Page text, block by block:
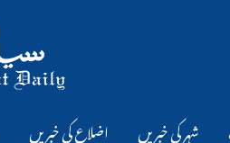
شہر کی خبریں اضلاع کی خبریں